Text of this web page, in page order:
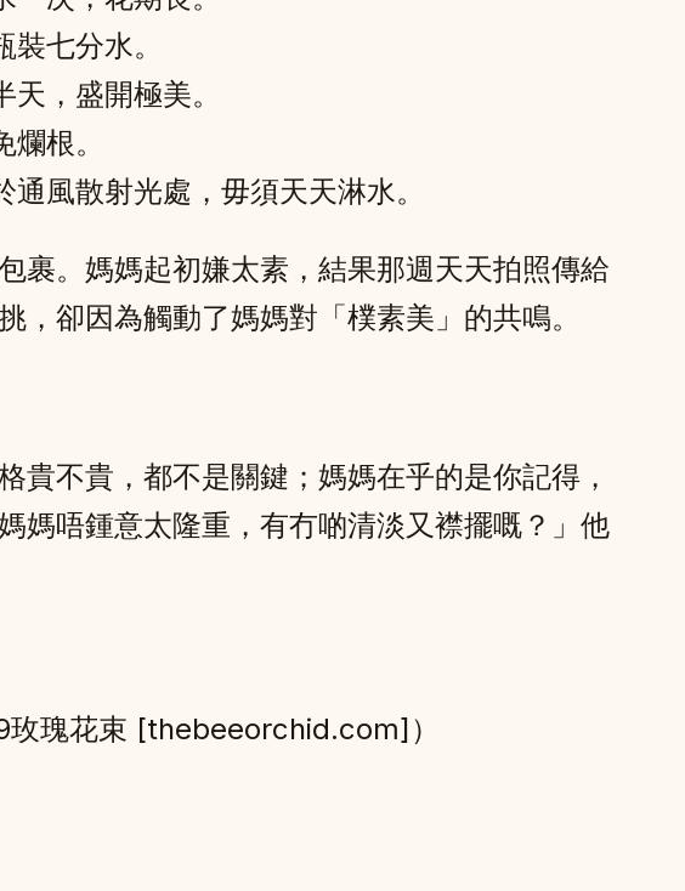
七分水。
，盛開極美。
根。
風散射光處，毋須天天淋水。
裹。媽媽起初嫌太素，結果那週天天拍照傳給
卻因為觸動了媽媽對「樸素美」的共鳴。
不貴，都不是關鍵；媽媽在乎的是你記得，
媽唔鍾意太隆重，有冇啲清淡又襟擺嘅？」他
玫瑰花束 [thebeeorchid.com]）